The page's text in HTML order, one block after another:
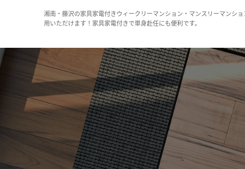
湘南・藤沢の家具家電付きウィークリーマンション・マンスリーマンシ
用いただけます！家具家電付きで単身赴任にも便利です。